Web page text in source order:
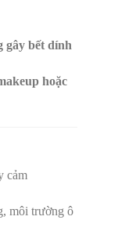
gây bết dính
hoặc
cảm
môi trường ô